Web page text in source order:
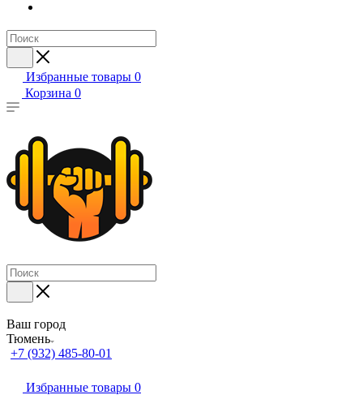
Избранные товары 0
Корзина 0
Ваш город
Тюмень
+7 (932) 485-80-01
Избранные товары 0